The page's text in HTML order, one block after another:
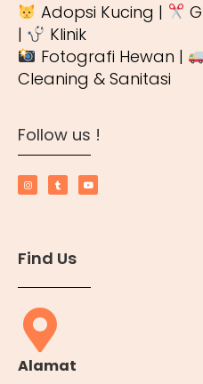
Adopsi Kucing |
|
Klinik
Fotografi Hewan |
Cleaning & Sanitasi
Follow us !
Find Us
Alamat